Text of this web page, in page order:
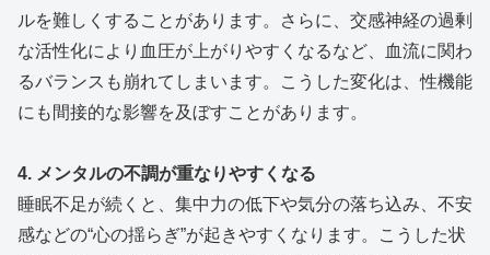
ルを難しくすることがあります。さらに、交感神経の過剰
な活性化により血圧が上がりやすくなるなど、血流に関わ
るバランスも崩れてしまいます。こうした変化は、性機能
にも間接的な影響を及ぼすことがあります。
4. メンタルの不調が重なりやすくなる
睡眠不足が続くと、集中力の低下や気分の落ち込み、不安
感などの“心の揺らぎ”が起きやすくなります。こうした状